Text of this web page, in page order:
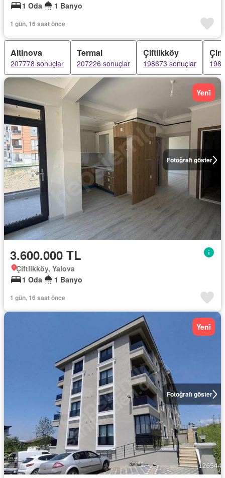
1 Oda
1 Banyo
1 gün, 16 saat önce
Altinova
207778 sonuçlar
Termal
207226 sonuçlar
Çiftlikköy
198673 sonuçlar
Fotoğrafı göster
Yeni̇
3.600.000 TL
Çiftlikköy, Yalova
1 Oda
1 Banyo
1 gün, 16 saat önce
Fotoğrafı göster
Yeni̇